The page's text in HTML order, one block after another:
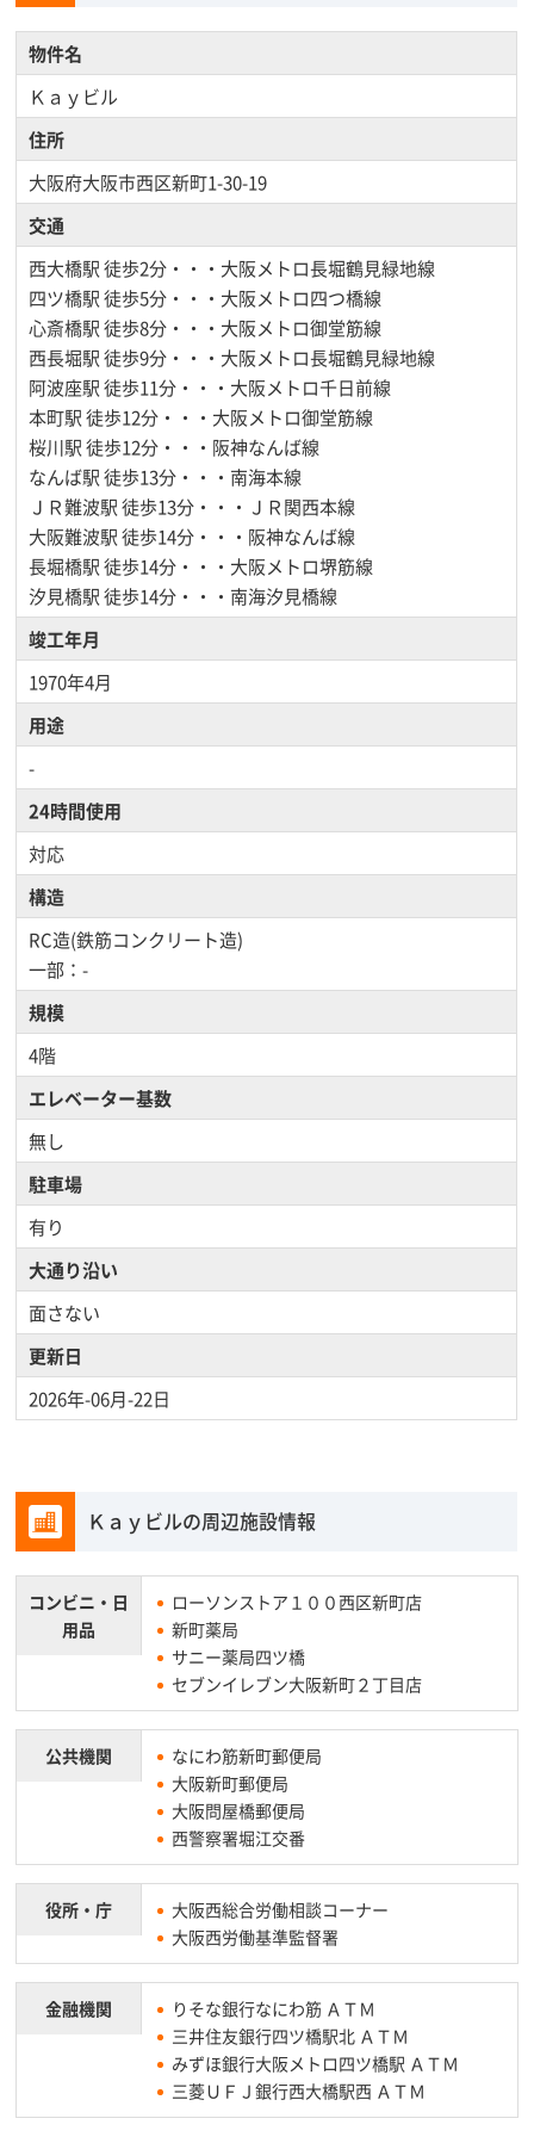
物件名
Ｋａｙビル
住所
大阪府大阪市西区新町1-30-19
交通
西大橋駅徒歩2分・・・大阪メトロ長堀鶴見緑地線
四ツ橋駅徒歩5分・・・大阪メトロ四つ橋線
心斎橋駅徒歩8分・・・大阪メトロ御堂筋線
西長堀駅徒歩9分・・・大阪メトロ長堀鶴見緑地線
阿波座駅徒歩11分・・・大阪メトロ千日前線
本町駅徒歩12分・・・大阪メトロ御堂筋線
桜川駅徒歩12分・・・阪神なんば線
なんば駅徒歩13分・・・南海本線
ＪＲ難波駅徒歩13分・・・ＪＲ関西本線
大阪難波駅徒歩14分・・・阪神なんば線
長堀橋駅徒歩14分・・・大阪メトロ堺筋線
汐見橋駅徒歩14分・・・南海汐見橋線
竣工年月
1970年4月
用途
-
24時間使用
対応
構造
RC造(鉄筋コンクリート造)
一部：-
規模
4階
エレベーター基数
無し
駐車場
有り
大通り沿い
面さない
更新日
2026年-06月-22日
Ｋａｙビルの周辺施設情報
コンビニ・ 日
用品
ローソンストア１００西区新町店
新町薬局
サニー薬局四ツ橋
セブンイレブン大阪新町２丁目店
公共機関
なにわ筋新町郵便局
大阪新町郵便局
大阪問屋橋郵便局
西警察署堀江交番
役所・庁
大阪西総合労働相談コーナー
大阪西労働基準監督署
金融機関
りそな銀行なにわ筋 ＡＴＭ
三井住友銀行四ツ橋駅北 ＡＴＭ
みずほ銀行大阪メトロ四ツ橋駅 ＡＴＭ
三菱ＵＦＪ銀行西大橋駅西 ＡＴＭ